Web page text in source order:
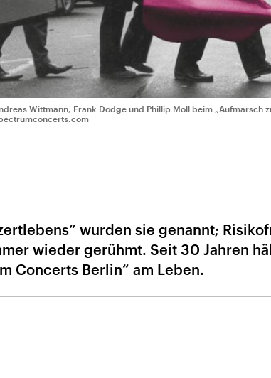
Wittmann, Frank Dodge und Phillip Moll beim „Aufmarsch
wurden sie genannt;
wieder gerühmt. Seit 30 Jahren
Concerts Berlin“ am Leben.